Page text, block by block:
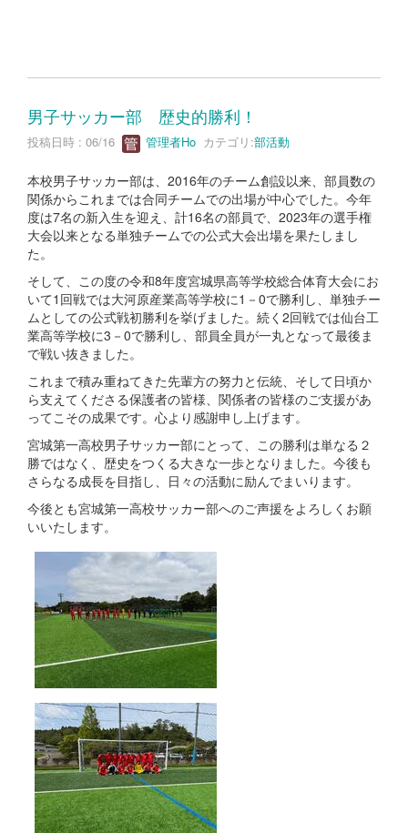
男子サッカー部 歴史的勝利！
投稿日時 : 06/16 管理者Ho カテゴリ:部活動
本校男子サッカー部は、2016年のチーム創設以来、部員数の
関係からこれまでは合同チームでの出場が中心でした。今年
度は7名の新入生を迎え、計16名の部員で、2023年の選手権
大会以来となる単独チームでの公式大会出場を果たしまし
た。
そして、この度の令和8年度宮城県高等学校総合体育大会にお
いて1回戦では大河原産業高等学校に1－0で勝利し、単独チー
ムとしての公式戦初勝利を挙げました。続く2回戦では仙台工
業高等学校に3－0で勝利し、部員全員が一丸となって最後ま
で戦い抜きました。
これまで積み重ねてきた先輩方の努力と伝統、そして日頃か
ら支えてくださる保護者の皆様、関係者の皆様のご支援があ
ってこその成果です。心より感謝申し上げます。
宮城第一高校男子サッカー部にとって、この勝利は単なる２
勝ではなく、歴史をつくる大きな一歩となりました。今後も
さらなる成長を目指し、日々の活動に励んでまいります。
今後とも宮城第一高校サッカー部へのご声援をよろしくお願
いいたします。